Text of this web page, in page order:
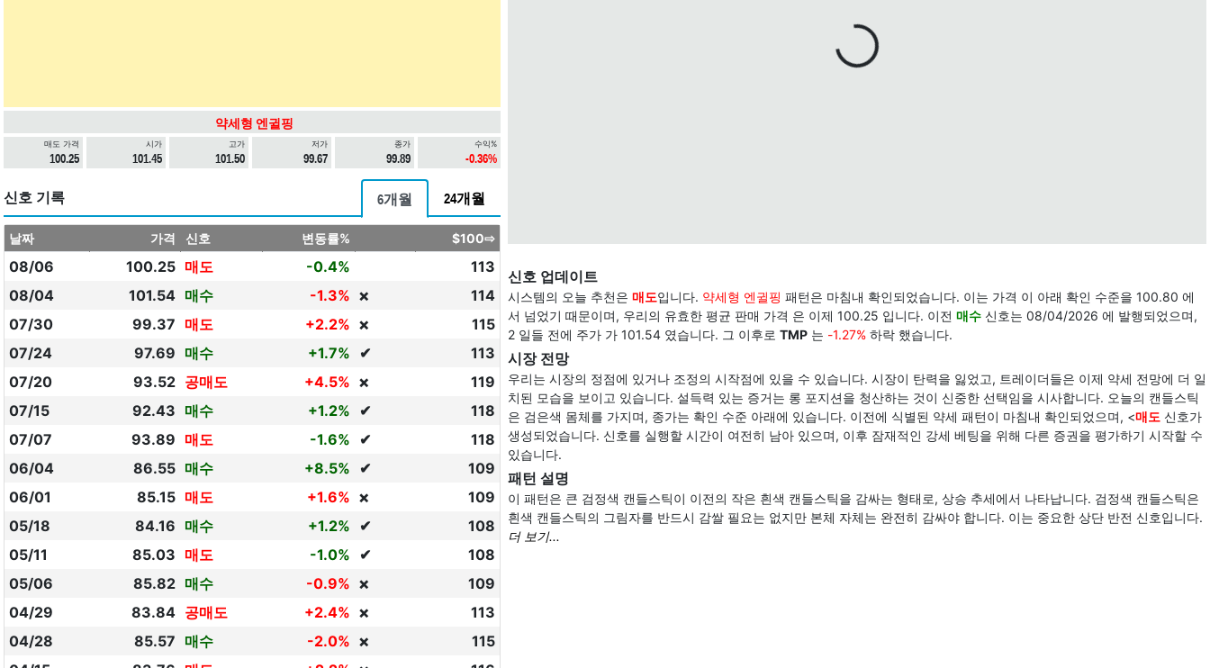
약세형 엔귈핑
매도 가격
100.25
시가
101.45
고가
101.50
저가
99.67
종가
99.89
수익%
-0.36%
신호 기록 6개월 24개월
날짜 가격 신호 변동률% $100⇨
08/06 100.25 매도 -0.4%
113
08/04
101.54 매수 -1.3% ❌
114
07/30
99.37 매도 +2.2% ❌
115
07/24
97.69 매수 +1.7% ✔
113
07/20
93.52 공매도 +4.5% ❌
119
07/15
92.43 매수 +1.2% ✔
118
07/07
93.89 매도 -1.6% ✔
118
06/04
86.55 매수 +8.5% ✔
109
06/01
85.15 매도 +1.6% ❌
109
05/18
84.16 매수 +1.2% ✔
108
05/11
85.03 매도 -1.0% ✔
108
05/06
85.82 매수 -0.9% ❌
109
04/29
83.84 공매도 +2.4% ❌
113
04/28
85.57 매수 -2.0% ❌
115
신호 업데이트
시스템의 오늘 추천은 매도입니다. 약세형 엔귈핑 패턴은 마침내 확인되었습니다. 이는 가격 이 아래 확인 수준을 100.80 에
서 넘었기 때문이며, 우리의 유효한 평균 판매 가격 은 이제 100.25 입니다. 이전 매수 신호는 08/04/2026 에 발행되었으며,
2 일들 전에 주가 가 101.54 였습니다. 그 이후로 TMP 는 -1.27% 하락 했습니다.
시장 전망
우리는 시장의 정점에 있거나 조정의 시작점에 있을 수 있습니다. 시장이 탄력을 잃었고, 트레이더들은 이제 약세 전망에 더 일
치된 모습을 보이고 있습니다. 설득력 있는 증거는 롱 포지션을 청산하는 것이 신중한 선택임을 시사합니다. 오늘의 캔들스틱
은 검은색 몸체를 가지며, 종가는 확인 수준 아래에 있습니다. 이전에 식별된 약세 패턴이 마침내 확인되었으며, <매도 신호가
생성되었습니다. 신호를 실행할 시간이 여전히 남아 있으며, 이후 잠재적인 강세 베팅을 위해 다른 증권을 평가하기 시작할 수
있습니다.
패턴 설명
이 패턴은 큰 검정색 캔들스틱이 이전의 작은 흰색 캔들스틱을 감싸는 형태로, 상승 추세에서 나타납니다. 검정색 캔들스틱은
흰색 캔들스틱의 그림자를 반드시 감쌀 필요는 없지만 본체 자체는 완전히 감싸야 합니다. 이는 중요한 상단 반전 신호입니다.
더 보기...